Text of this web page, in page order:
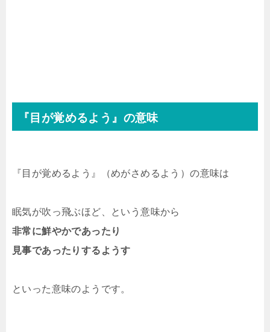
『目が覚めるよう』の意味
『目が覚めるよう』（めがさめるよう）の意味は
眠気が吹っ飛ぶほど、という意味から
非常に鮮やかであったり
見事であったりするようす
といった意味のようです。